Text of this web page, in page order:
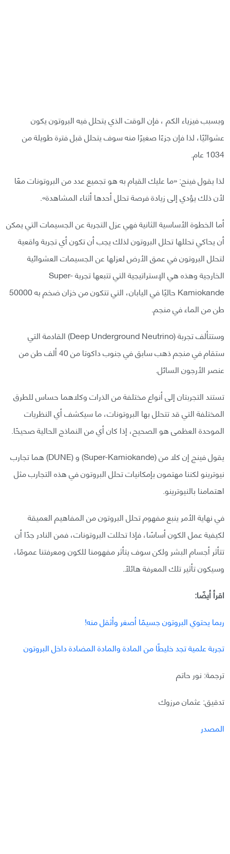
وبسبب فيزياء الكم ، فإن الوقت الذي يتحلل فيه البروتون يكون
عشوائيًا، لذا فإن جزءًا صغيرًا منه سوف يتحلل قبل فترة طويلة من
1034 عام.
لذا يقول فينج: «ما عليك القيام به هو تجميع عدد من البروتونات معًا
لأن ذلك يؤدي إلى زيادة فرصة تحلل أحدها أثناء المشاهدة».
أما الخطوة الأساسية الثانية فهي عزل التجربة عن الجسيمات التي يمكن
أن يحاكي تحللها تحلل البروتون لذلك يجب أن تكون أي تجربة واقعية
لتحلل البروتون في عمق الأرض لعزلها عن الجسيمات العشوائية
الخارجية وهذه هي الإستراتيجية التي تتبعها تجربة Super-
Kamiokande حاليًا في اليابان، التي تتكون من خزان ضخم به 50000
طن من الماء في منجم.
وستتألف تجربة (Deep Underground Neutrino) القادمة التي
ستقام في منجم ذهب سابق في جنوب داكوتا من 40 ألف طن من
عنصر الأرجون السائل.
تستند التجربتان إلى أنواع مختلفة من الذرات وكلاهما حساس للطرق
المختلفة التي قد تتحلل بها البروتونات، ما سيكشف أي النظريات
الموحدة العظمى هو الصحيح، إذا كان أي من النماذج الحالية صحيحًا.
يقول فينج إن كلا من (Super-Kamiokande) و (DUNE) هما تجارب
نيوترينو لكننا مهتمون بإمكانيات تحلل البروتون في هذه التجارب مثل
اهتمامنا بالنيوترينو.
في نهاية الأمر ينبع مفهوم تحلل البروتون من المفاهيم العميقة
لكيفية عمل الكون أساسًا، فإذا تحللت البروتونات، فمن النادر جدًا أن
تتأثر أجسام البشر ولكن سوف يتأثر مفهومنا للكون ومعرفتنا عمومًا،
وسيكون تأثير تلك المعرفة هائلًا.
اقرأ أيضًا:
ربما يحتوي البروتون جسيمًا أصغر وأثقل منه!
تجربة علمية تجد خليطًا من المادة والمادة المضادة داخل البروتون
ترجمة: نور حاتم
تدقيق: عثمان مرزوك
المصدر